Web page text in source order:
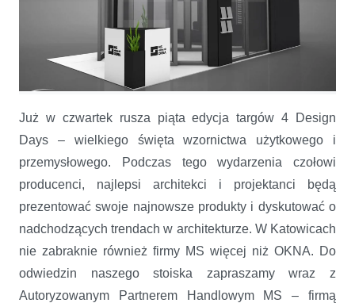
Już w czwartek rusza piąta edycja targów 4 Design
Days – wielkiego święta wzornictwa użytkowego i
przemysłowego. Podczas tego wydarzenia czołowi
producenci, najlepsi architekci i projektanci będą
prezentować swoje najnowsze produkty i dyskutować o
nadchodzących trendach w architekturze. W Katowicach
nie zabraknie również firmy MS więcej niż OKNA. Do
odwiedzin naszego stoiska zapraszamy wraz z
Autoryzowanym Partnerem Handlowym MS – firmą